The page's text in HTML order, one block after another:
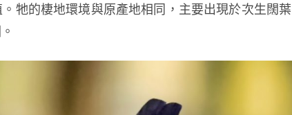
牠的棲地環境與原產地相同，主要出現於次生闊葉